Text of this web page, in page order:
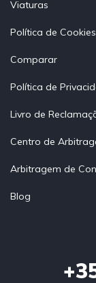
Viaturas
Política de Cookies
Comparar
Política de
Livro de
Centro de
Arbitragem de
Blog